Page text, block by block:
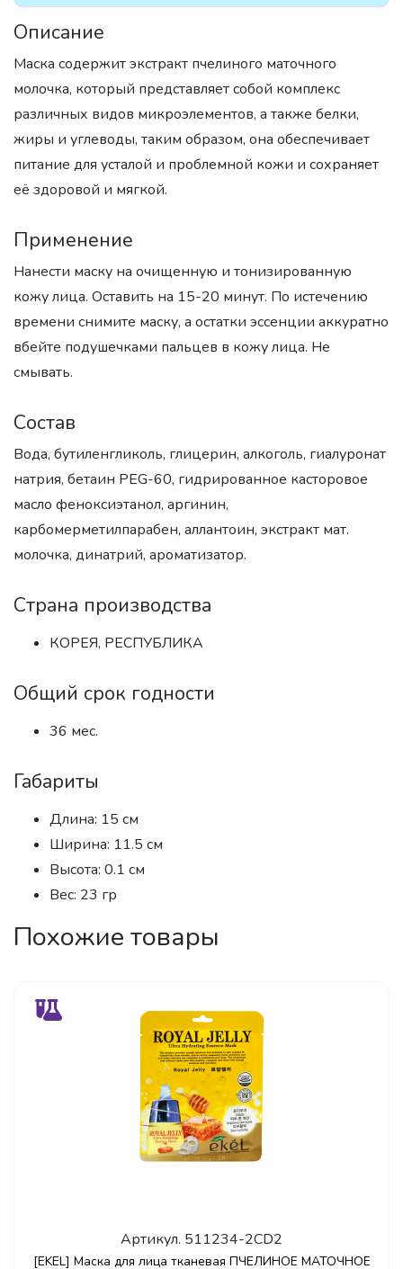
Описание
Маска содержит экстракт пчелиного маточного
молочка, который представляет собой комплекс
различных видов микроэлементов, а также белки,
жиры и углеводы, таким образом, она обеспечивает
питание для усталой и проблемной кожи и сохраняет
её здоровой и мягкой.
Применение
Нанести маску на очищенную и тонизированную
кожу лица. Оставить на 15-20 минут. По истечению
времени снимите маску, а остатки эссенции аккуратно
вбейте подушечками пальцев в кожу лица. Не
смывать.
Состав
Вода, бутиленгликоль, глицерин, алкоголь, гиалуронат
натрия, бетаин PEG-60, гидрированное касторовое
масло феноксиэтанол, аргинин,
карбомерметилпарабен, аллантоин, экстракт мат.
молочка, динатрий, ароматизатор.
Страна производства
КОРЕЯ, РЕСПУБЛИКА
Общий срок годности
36 мес.
Габариты
Длина: 15 см
Ширина: 11.5 см
Высота: 0.1 см
Вес: 23 гр
Похожие товары
Артикул. 511234-2CD2
[EKEL] Маска для лица тканевая ПЧЕЛИНОЕ МАТОЧНОЕ